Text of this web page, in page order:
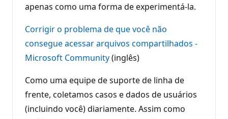
apenas como uma forma de experimentá-la.
Corrigir o problema de que você não
consegue acessar arquivos compartilhados -
Microsoft Community(inglês)
Como uma equipe de suporte de linha de
frente, coletamos casos e dados de usuários
(incluindo você) diariamente. Assim como